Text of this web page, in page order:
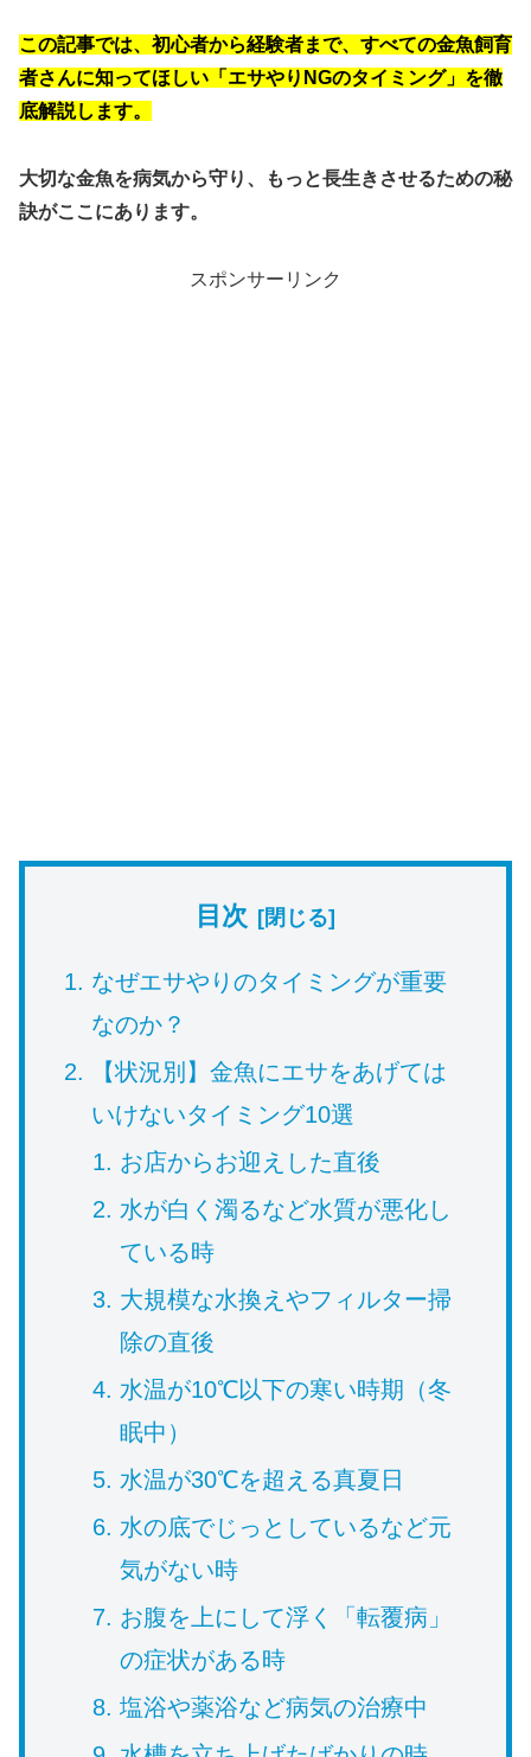
この記事では、初心者から経験者まで、すべての金魚飼育
者さんに知ってほしい「エサやりNGのタイミング」を徹
底解説します。
大切な金魚を病気から守り、もっと長生きさせるための秘
訣がここにあります。
スポンサーリンク
目次
なぜエサやりのタイミングが重要
なのか？
【状況別】金魚にエサをあげては
いけないタイミング10選
お店からお迎えした直後
水が白く濁るなど水質が悪化し
ている時
大規模な水換えやフィルター掃
除の直後
水温が10℃以下の寒い時期（冬
眠中）
水温が30℃を超える真夏日
水の底でじっとしているなど元
気がない時
お腹を上にして浮く「転覆病」
の症状がある時
塩浴や薬浴など病気の治療中